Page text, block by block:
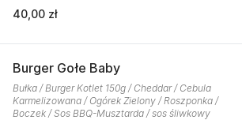
40,00 zł
Burger Gołe Baby
Bułka / Burger Kotlet 150g / Cheddar / Cebula
Karmelizowana / Ogórek Zielony / Roszponka /
Boczek / Sos BBQ-Musztarda / sos śliwkowy